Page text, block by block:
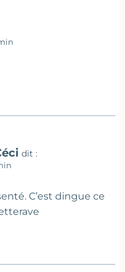
dit :
C’est dingue ce